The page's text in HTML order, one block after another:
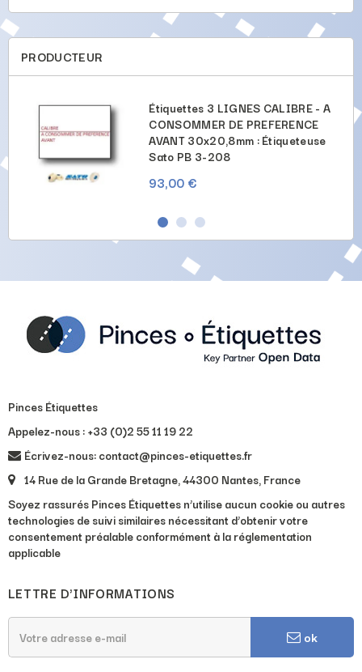
PRODUCTEUR
Étiquettes 3 LIGNES CALIBRE - A
CONSOMMER DE PREFERENCE
AVANT 30x20,8mm : Étiqueteuse
Sato PB 3-208
93,00 €
Pinces Étiquettes
Appelez-nous :+33 (0)2 55 11 19 22
Écrivez-nous: contact@pinces-etiquettes.fr
14 Rue de la Grande Bretagne, 44300 Nantes, France
Soyez rassurés Pinces Étiquettes n’utilise aucun cookie ou autres
technologies de suivi similaires nécessitant d’obtenir votre
consentement préalable conformément à la réglementation
applicable
LETTRE D'INFORMATIONS
ok